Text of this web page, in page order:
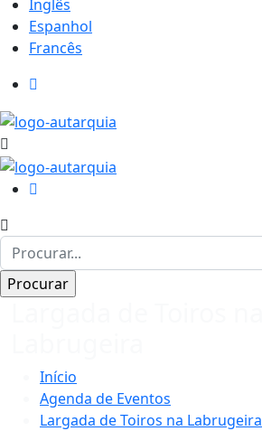
Inglês
Espanhol
Francês
Início
Agenda de Eventos
Largada de Toiros na Labrugeira